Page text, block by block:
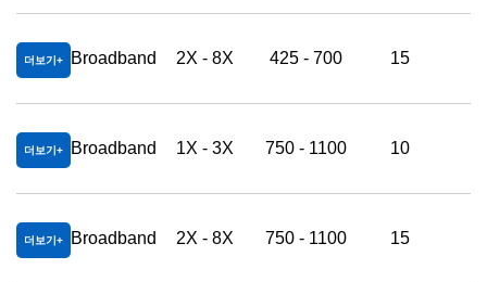
더보기 Broadband 2X - 8X 425 - 700 15
더보기 Broadband 1X - 3X 750 - 1100 10
더보기 Broadband 2X - 8X 750 - 1100 15